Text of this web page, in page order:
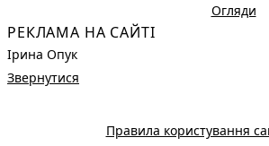
РЕКЛАМА НА САЙТІ
Ірина Опук
Звернутися
Огляди
Правила користування